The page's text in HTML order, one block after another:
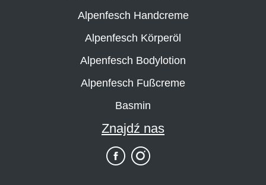
Alpenfesch Handcreme
Alpenfesch Körperöl
Alpenfesch Bodylotion
Alpenfesch Fußcreme
Basmin
Znajdź nas